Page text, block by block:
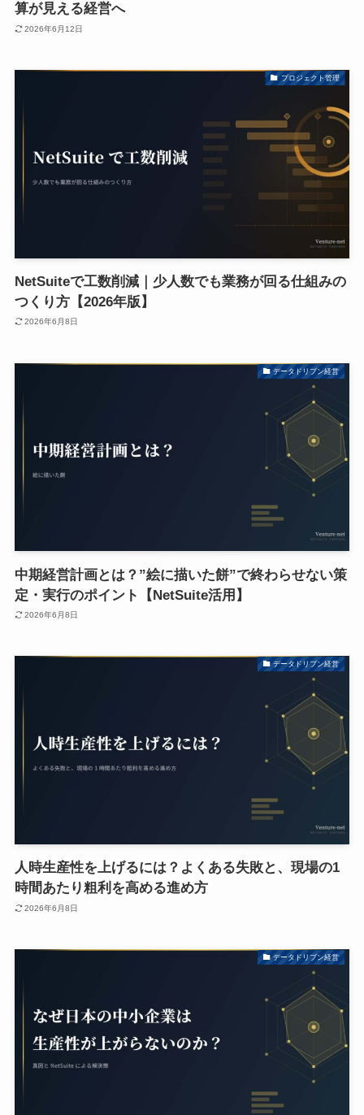
算が見える経営へ
2026年6月12日
プロジェクト管理
NetSuiteで工数削減｜少人数でも業務が回る仕組みの
つくり方【2026年版】
2026年6月8日
データドリブン経営
中期経営計画とは？”絵に描いた餅”で終わらせない策
定・実行のポイント【NetSuite活用】
2026年6月8日
データドリブン経営
人時生産性を上げるには？よくある失敗と、現場の1
時間あたり粗利を高める進め方
2026年6月8日
データドリブン経営